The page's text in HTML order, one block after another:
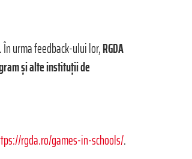
urma feedback-ului lor,RGDA
și alte instituții de
rgda.ro/games-in-schools/.